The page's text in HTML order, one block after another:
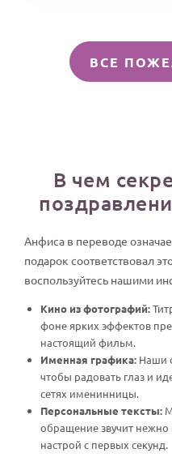
ВСЕ
В чем
Анфиса в переводе
подарок соответствовал
воспользуйтесь нашими
Кино из фотографий:
фоне ярких эффектов
настоящий фильм.
Именная графика: Наши
чтобы радовать глаз и
сетях именинницы.
Персональные тексты:
обращение звучит нежно
настрой с первых секунд.